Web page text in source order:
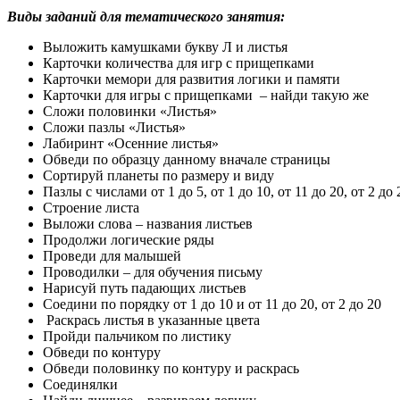
Виды заданий для тематического занятия:
Выложить камушками букву Л и листья
Карточки количества для игр с прищепками
Карточки мемори для развития логики и памяти
Карточки для игры с прищепками – найди такую же
Сложи половинки «Листья»
Сложи пазлы «Листья»
Лабиринт «Осенние листья»
Обведи по образцу данному вначале страницы
Сортируй планеты по размеру и виду
Пазлы с числами от 1 до 5, от 1 до 10, от 11 до 20, от 2 до
Строение листа
Выложи слова – названия листьев
Продолжи логические ряды
Проведи для малышей
Проводилки – для обучения письму
Нарисуй путь падающих листьев
Соедини по порядку от 1 до 10 и от 11 до 20, от 2 до 20
Раскрась листья в указанные цвета
Пройди пальчиком по листику
Обведи по контуру
Обведи половинку по контуру и раскрась
Соединялки